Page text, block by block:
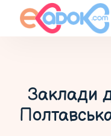
Заклади